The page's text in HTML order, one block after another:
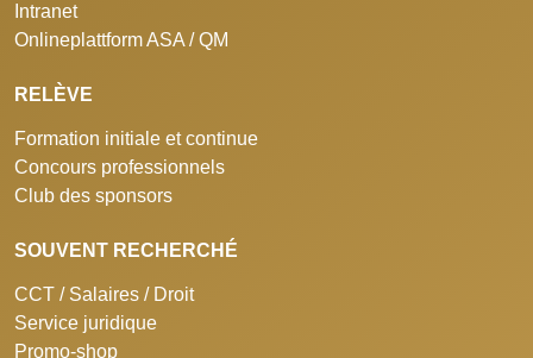
Intranet
Onlineplattform ASA / QM
RELÈVE
Formation initiale et continue
Concours professionnels
Club des sponsors
SOUVENT RECHERCHÉ
CCT / Salaires / Droit
Service juridique
Promo-shop